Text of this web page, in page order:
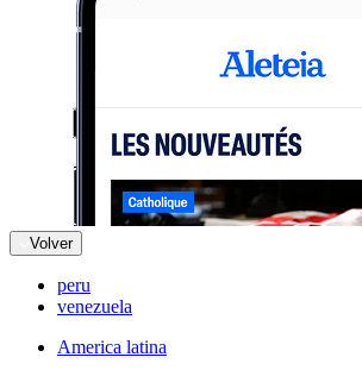
Volver
peru
venezuela
America latina